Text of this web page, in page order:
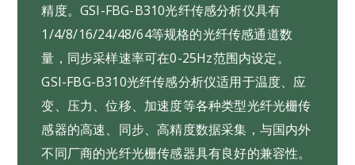
精度。GSI-FBG-B310光纤传感分析仪具有
1/4/8/16/24/48/64等规格的光纤传感通道数
量，同步采样速率可在0-25Hz范围内设定。
GSI-FBG-B310光纤传感分析仪适用于温度、应
变、压力、位移、加速度等各种类型光纤光栅传
感器的高速、同步、高精度数据采集，与国内外
不同厂商的光纤光栅传感器具有良好的兼容性。